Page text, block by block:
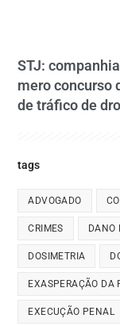
STJ:
mero concurso
de tráfico de
tags
ADVOGADO
CRIMES DANO
DOSIMETRIA
EXASPERAÇÃO DA
EXECUÇÃO PENAL